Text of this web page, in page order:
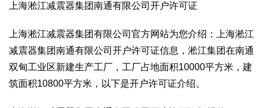
上海淞江减震器集团南通有限公司开户许可证
上海淞江减震器集团有限公司官方网站为您介绍：上海淞江
减震器集团南通有限公司开户许可证信息，淞江集团在南通
双甸工业区新建生产工厂，工厂占地面积10000平方米，建
筑面积10800平方米，以下是开户许可证介绍。